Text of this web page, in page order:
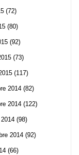
(72)
(80)
(92)
(73)
(117)
2014 (82)
2014 (122)
(98)
2014 (92)
(66)